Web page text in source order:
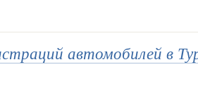
автомобилей в